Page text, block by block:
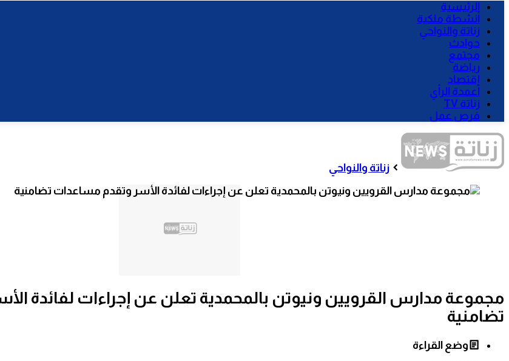
الرئيسية
أنشطة ملكية
زناتة والنواحي
حوادث
مجتمع
رياضة
إقتصاد
أعمدة الرأي
زناتة TV
فرص عمل
زناتة والنواحي
مجموعة مدارس القرويين ونيوتن بالمحمدية تعلن عن إجراءات لفائدة
تضامنية
وضع القراءة